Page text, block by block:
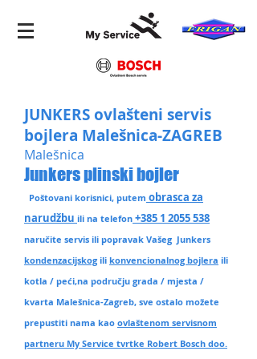
JUNKERS ovlašteni servis
bojlera Malešnica-ZAGREB
Malešnica
Junkers plinski bojler
Poštovani korisnici, putem obrasca za
narudžbu ili na telefon +385 1 2055 538
naručite servis ili popravak Vašeg Junkers
kondenzacijskog ili konvencionalnog bojlera ili
kotla / peći,na području grada / mjesta /
kvarta Malešnica-Zagreb, sve ostalo možete
prepustiti nama kao ovlaštenom servisnom
partneru My Service tvrtke Robert Bosch doo.